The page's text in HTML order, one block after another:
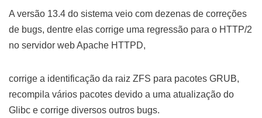
A versão 13.4 do sistema veio com dezenas de correções
de bugs, dentre elas corrige uma regressão para o HTTP/2
no servidor web Apache HTTPD,
corrige a identificação da raiz ZFS para pacotes GRUB,
recompila vários pacotes devido a uma atualização do
Glibc e corrige diversos outros bugs.